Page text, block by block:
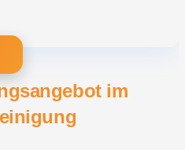
im